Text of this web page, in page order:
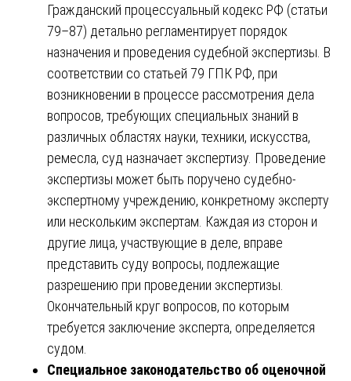
Гражданский процессуальный кодекс РФ (статьи
79–87) детально регламентирует порядок
назначения и проведения судебной экспертизы. В
соответствии со статьей 79 ГПК РФ, при
возникновении в процессе рассмотрения дела
вопросов, требующих специальных знаний в
различных областях науки, техники, искусства,
ремесла, суд назначает экспертизу. Проведение
экспертизы может быть поручено судебно-
экспертному учреждению, конкретному эксперту
или нескольким экспертам. Каждая из сторон и
другие лица, участвующие в деле, вправе
представить суду вопросы, подлежащие
разрешению при проведении экспертизы.
Окончательный круг вопросов, по которым
требуется заключение эксперта, определяется
судом.
Специальное законодательство об оценочной